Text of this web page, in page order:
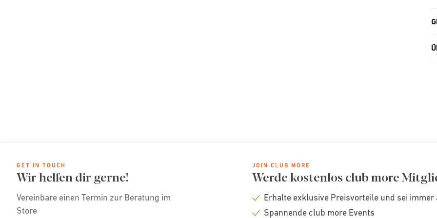
GET IN TOUCH
Wir helfen dir gerne!
Vereinbare einen Termin zur Beratung im
Store
JOIN CLUB MORE
Werde kostenlos club more
Check
Erhalte exklusive Preisvorteile und sei
Spannende club more Events